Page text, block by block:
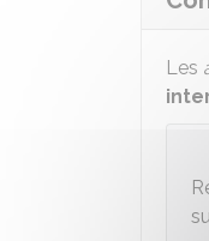
Les